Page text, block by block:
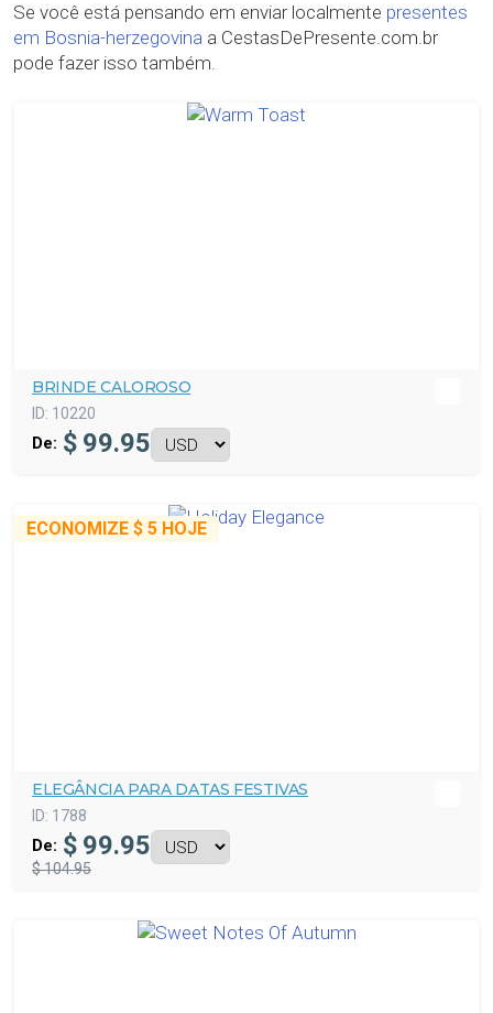
Se você está pensando em enviar localmente presentes
em Bosnia-herzegovina a CestasDePresente.com.br
pode fazer isso também.
BRINDE CALOROSO
ID: 10220
De: $ 99.95
ECONOMIZE $ 5 HOJE
ELEGÂNCIA PARA DATAS FESTIVAS
ID: 1788
De: $ 99.95
$ 104.95